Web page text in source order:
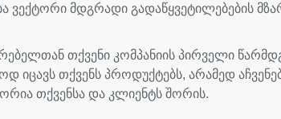
ვექტორი მდგრადი გადაწყვეტილებების
თქვენი კომპანიის პირველი
იცავს თქვენს პროდუქტებს, არამედ
თქვენსა და კლიენტს შორის.